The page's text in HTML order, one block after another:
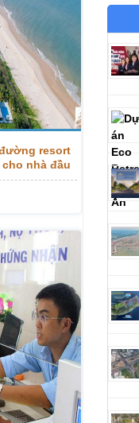
resort
nhà đầu